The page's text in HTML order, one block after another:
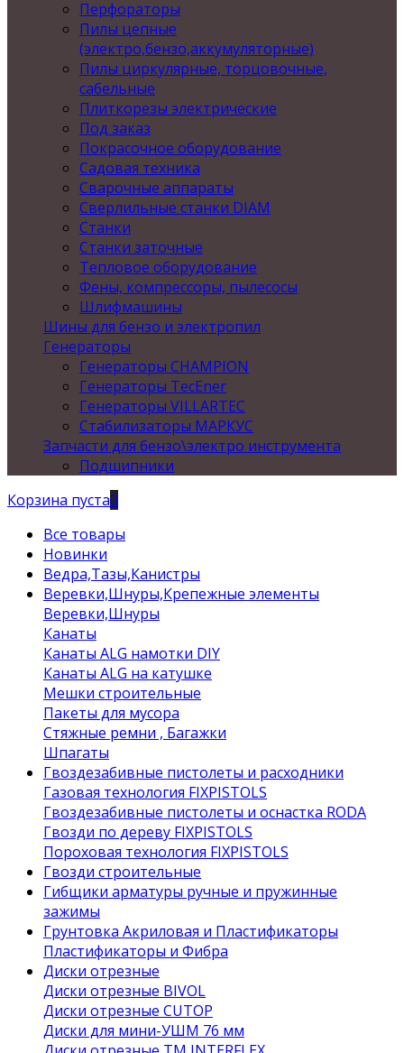
Перфораторы
Пилы цепные
(электро,бензо,аккумуляторные)
Пилы циркулярные, торцовочные,
сабельные
Плиткорезы электрические
Под заказ
Покрасочное оборудование
Садовая техника
Сварочные аппараты
Сверлильные станки DIAM
Станки
Станки заточные
Тепловое оборудование
Фены, компрессоры, пылесосы
Шлифмашины
Шины для бензо и электропил
Генераторы
Генераторы CHAMPION
Генераторы TecEner
Генераторы VILLARTEC
Стабилизаторы МАРКУС
Запчасти для бензо\электро инструмента
Подшипники
Корзина пуста0
Все товары
Новинки
Ведра,Тазы,Канистры
Веревки,Шнуры,Крепежные элементы
Веревки,Шнуры
Канаты
Канаты ALG намотки DIY
Канаты ALG на катушке
Мешки строительные
Пакеты для мусора
Стяжные ремни , Багажки
Шпагаты
Гвоздезабивные пистолеты и расходники
Газовая технология FIXPISTOLS
Гвоздезабивные пистолеты и оснастка RODA
Гвозди по дереву FIXPISTOLS
Пороховая технология FIXPISTOLS
Гвозди строительные
Гибщики арматуры ручные и пружинные
зажимы
Грунтовка Акриловая и Пластификаторы
Пластификаторы и Фибра
Диски отрезные
Диски отрезные BIVOL
Диски отрезные CUTOP
Диски для мини-УШМ 76 мм